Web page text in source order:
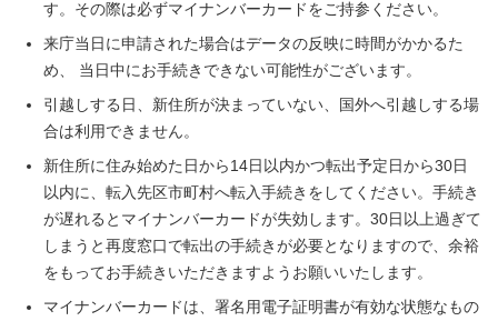
す。その際は必ずマイナンバーカードをご持参ください。
来庁当日に申請された場合はデータの反映に時間がかかるた
め、 当日中にお手続きできない可能性がございます。
引越しする日、新住所が決まっていない、国外へ引越しする場
合は利用できません。
新住所に住み始めた日から14日以内かつ転出予定日から30日
以内に、転入先区市町村へ転入手続きをしてください。手続き
が遅れるとマイナンバーカードが失効します。30日以上過ぎて
しまうと再度窓口で転出の手続きが必要となりますので、余裕
をもってお手続きいただきますようお願いいたします。
マイナンバーカードは、署名用電子証明書が有効な状態なもの